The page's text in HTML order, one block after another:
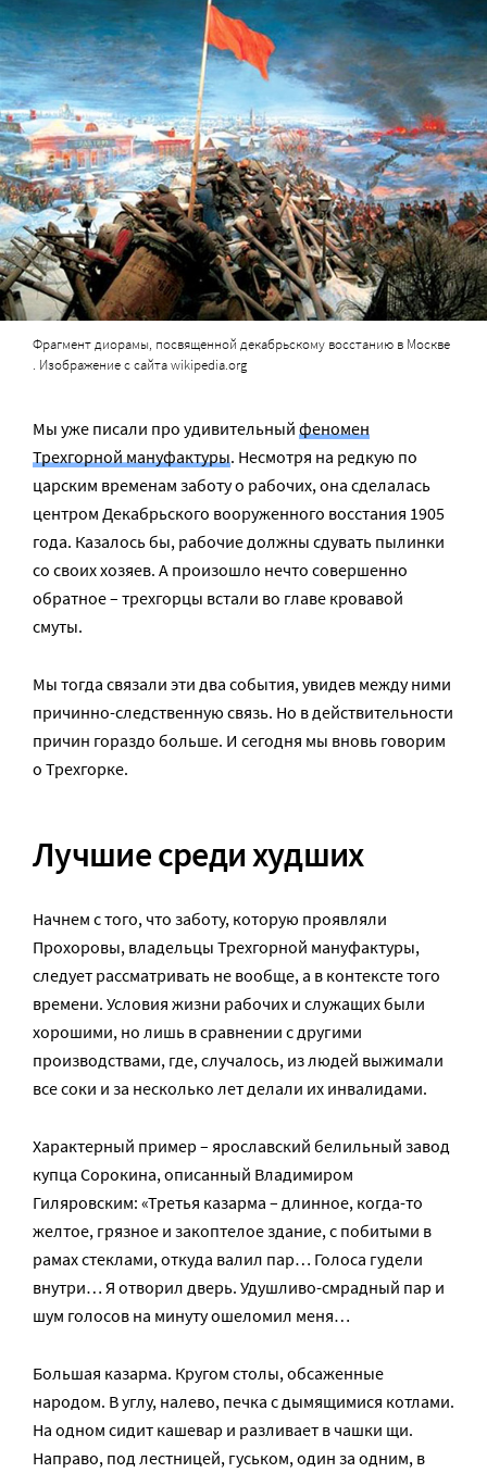
Фрагмент диорамы, посвященной декабрьскому восстанию в Москве
. Изображение с сайта wikipedia.org
Мы уже писали про удивительный феномен
Трехгорной мануфактуры. Несмотря на редкую по
царским временам заботу о рабочих, она сделалась
центром Декабрьского вооруженного восстания 1905
года. Казалось бы, рабочие должны сдувать пылинки
со своих хозяев. А произошло нечто совершенно
обратное – трехгорцы встали во главе кровавой
смуты.
Мы тогда связали эти два события, увидев между ними
причинно-следственную связь. Но в действительности
причин гораздо больше. И сегодня мы вновь говорим
о Трехгорке.
Лучшие среди худших
Начнем с того, что заботу, которую проявляли
Прохоровы, владельцы Трехгорной мануфактуры,
следует рассматривать не вообще, а в контексте того
времени. Условия жизни рабочих и служащих были
хорошими, но лишь в сравнении с другими
производствами, где, случалось, из людей выжимали
все соки и за несколько лет делали их инвалидами.
Характерный пример – ярославский белильный завод
купца Сорокина, описанный Владимиром
Гиляровским: «Третья казарма – длинное, когда-то
желтое, грязное и закоптелое здание, с побитыми в
рамах стеклами, откуда валил пар… Голоса гудели
внутри… Я отворил дверь. Удушливо-смрадный пар и
шум голосов на минуту ошеломил меня…
Большая казарма. Кругом столы, обсаженные
народом. В углу, налево, печка с дымящимися котлами.
На одном сидит кашевар и разливает в чашки щи.
Направо, под лестницей, гуськом, один за одним, в